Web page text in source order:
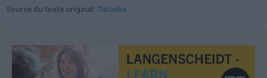
Source du texte original: Tatoeba